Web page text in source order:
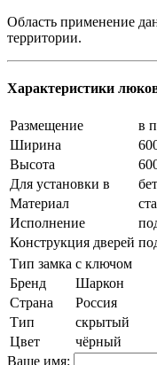
Область применение
территории.
Характеристики
Размещение
в
Ширина
Высота
Для установки в
Материал
Исполнение
Конструкция дверей
Тип замка с ключом
Бренд
Шаркон
Страна
Россия
Тип
скрытый
Цвет
чёрный
Ваше имя: